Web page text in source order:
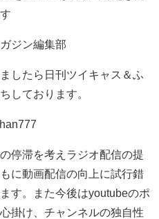
ジン編集部
したら日刊ツイキャス＆ふ
しております。
停滞を考えラジオ配信の提
に動画配信の向上に試行錯
す。また今後はyoutubeのポ
掛け、チャンネルの独自性